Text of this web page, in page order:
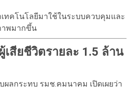
เทคโนโลยีมาใช้ในระบบควบคุมและ
าพมากขึ้น
เสียชีวิตรายละ 1.5 ล้าน
ผลกระทบ รมช.คมนาคม เปิดเผยว่า